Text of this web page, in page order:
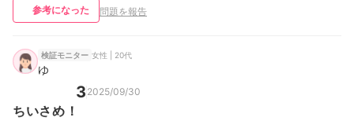
参考になった 問題を報告
検証モニター 女性 | 20代
ゆ
3 2025/09/30
ちいさめ！